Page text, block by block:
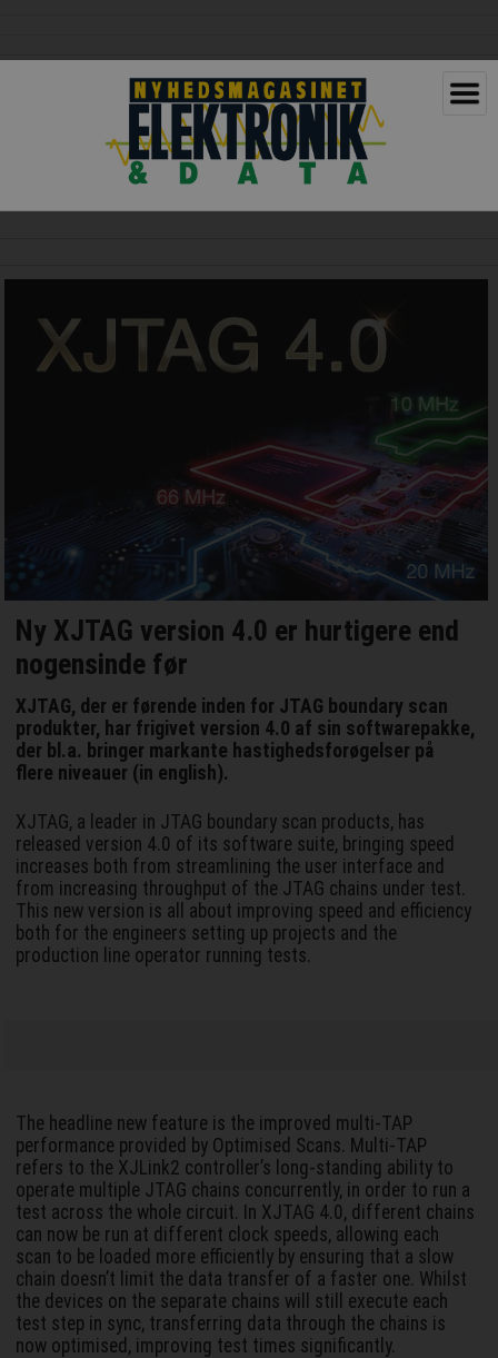
Ny XJTAG version 4.0 er hurtigere end
nogensinde før
XJTAG, der er førende inden for JTAG boundary scan
produkter, har frigivet version 4.0 af sin softwarepakke,
der bl.a. bringer markante hastighedsforøgelser på
flere niveauer (in english).
XJTAG, a leader in JTAG boundary scan products, has
released version 4.0 of its software suite, bringing speed
increases both from streamlining the user interface and
from increasing throughput of the JTAG chains under test.
This new version is all about improving speed and efficiency
both for the engineers setting up projects and the
production line operator running tests.
The headline new feature is the improved multi-TAP
performance provided by Optimised Scans. Multi-TAP
refers to the XJLink2 controller’s long-standing ability to
operate multiple JTAG chains concurrently, in order to run a
test across the whole circuit. In XJTAG 4.0, different chains
can now be run at different clock speeds, allowing each
scan to be loaded more efficiently by ensuring that a slow
chain doesn’t limit the data transfer of a faster one. Whilst
the devices on the separate chains will still execute each
test step in sync, transferring data through the chains is
now optimised, improving test times significantly.